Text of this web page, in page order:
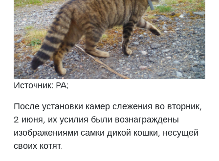
Источник: PA;
После установки камер слежения во вторник,
2 июня, их усилия были вознаграждены
изображениями самки дикой кошки, несущей
своих котят.